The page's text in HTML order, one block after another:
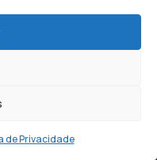
de Privacidade